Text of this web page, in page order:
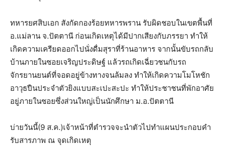
ทหารยศสิบเอก สังกัดกองร้อยทหารพราน รับผิดชอบในเขตพื้นที่
อ.แม่ลาน จ.ปัตตานี ก่อนเกิดเหตุได้มีปากเสียงกับภรรยา ทำให้
เกิดความเครียดออกไปนั่งดื่มสุราที่ร้านอาหาร จากนั้นขับรถกลับ
บ้านภายในซอยเจริญประดิษฐ์ แล้วรถเกิดเฉี่ยวชนกับรถ
จักรยานยนต์ที่จอดอยู่ข้างทางจนล้มลง ทำให้เกิดความโมโหชัก
อาวุธปืนประจำตัวยิงแบบสะเปะสะปะ ทำให้ประชาชนที่พักอาศัย
อยู่ภายในซอยซึ่งส่วนใหญ่เป็นนักศึกษา ม.อ.ปัตตานี
บ่ายวันนี้(9 ส.ค.)เจ้าหน้าที่ตำรวจจะนำตัวไปทำแผนประกอบคำ
รับสารภาพ ณ จุดเกิดเหตุ